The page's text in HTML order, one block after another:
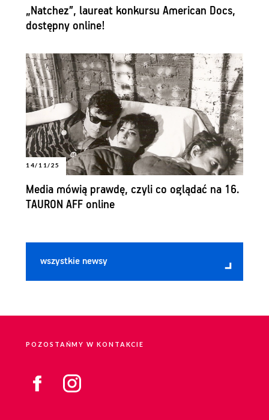
„Natchez”, laureat konkursu American Docs,
dostępny online!
14/11/25
Media mówią prawdę, czyli co oglądać na 16.
TAURON AFF online
wszystkie newsy
POZOSTAŃMY W KONTAKCIE